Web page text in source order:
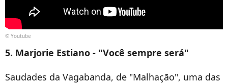
© Youtube
5. Marjorie Estiano - "Você sempre será"
Saudades da Vagabanda, de "Malhação", uma das